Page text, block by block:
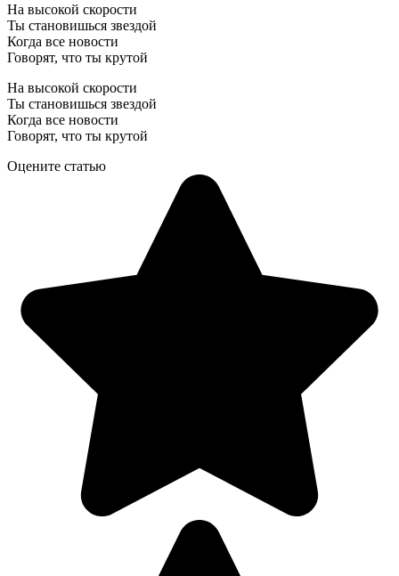
На высокой скорости
Ты становишься звездой
Когда все новости
Говорят, что ты крутой
На высокой скорости
Ты становишься звездой
Когда все новости
Говорят, что ты крутой
Оцените статью